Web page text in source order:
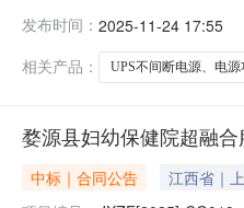
饶市本级报价起止
发布时间： 2025-11-24 17:55
相关产品：
UPS不间断电源、电
婺源县妇幼保健院超融
中标｜合同公告 江西省｜